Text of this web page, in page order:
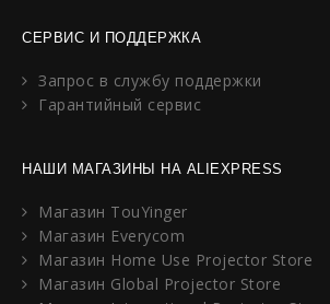
СЕРВИС И ПОДДЕРЖКА
Запрос в службу поддержки
Гарантийный сервис
НАШИ МАГАЗИНЫ НА ALIEXPRESS
Магазин TouYinger
Магазин Everycom
Магазин Home Use Projector Store
Магазин Global Projector Store